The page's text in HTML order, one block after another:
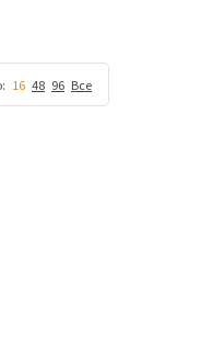
16 48 96 Все